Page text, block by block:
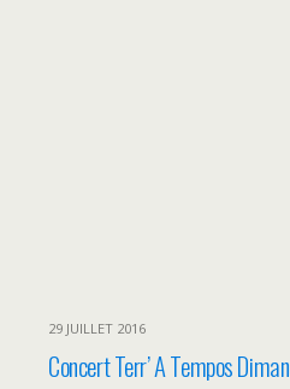
29 JUILLET 2016
Concert Terr’ A Tempos